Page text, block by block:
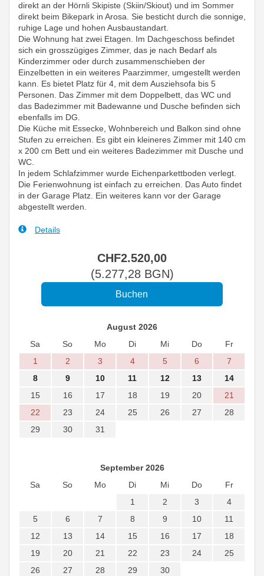
direkt an der Hörnli Skipiste (Skiin/Skiout) und im Sommer
direkt beim Bikepark in Arosa. Sie besticht durch die sonnige,
ruhige Lage und hohen Ausbaustandart.
Die Wohnung hat zwei Etagen. Im Dachgeschoss befindet
sich ein grosszügiges Zimmer, das je nach Bedarf als
Kinderzimmer oder durch zusammenschieben der
Einzelbetten in ein weiteres Paarzimmer, umgestellt werden
kann. Es bietet Platz für 4, mit dem Ausziehsofa bis 5
Personen. Das Zimmer mit dem Doppelbett, das WC und
das Badezimmer mit Badewanne und Dusche befinden sich
ebenfalls im DG.
Die Küche mit Essecke, Wohnbereich und Balkon sind ohne
Stufen zu erreichen. Es gibt ein kleineres Zimmer mit 140 cm
x 200 cm Bett und ein weiteres Badezimmer mit Dusche und
WC.
In jedem Schlafzimmer wurde Eichenparkettboden verlegt.
Die Ferienwohnung ist einfach zu erreichen. Das Auto findet
in der Garage Platz. Ein weiteres kann vor der Garage
abgestellt werden.
Details
CHF2.520,00
(5.277,28BGN)
August 2026
Sa
So Mo Di Mi Do
Fr
1
2 3 4 5 6
7
8
9 10 11 12 13
14
15
16 17 18 19 20
21
22
23 24 25 26 27
28
29
30 31
September 2026
Sa
So Mo Di Mi Do
Fr
1
2 3
4
5
6 7 8 9 10
11
12
13 14 15 16 17
18
19
20 21 22 23 24
25
26
27 28 29 30